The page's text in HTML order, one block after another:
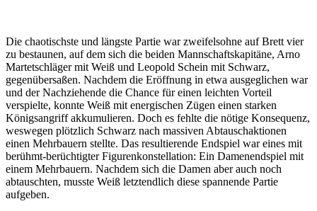
Die chaotischste und längste Partie war zweifelsohne auf Brett vier
zu bestaunen, auf dem sich die beiden Mannschaftskapitäne, Arno
Martetschläger mit Weiß und Leopold Schein mit Schwarz,
gegenübersaßen. Nachdem die Eröffnung in etwa ausgeglichen war
und der Nachziehende die Chance für einen leichten Vorteil
verspielte, konnte Weiß mit energischen Zügen einen starken
Königsangriff akkumulieren. Doch es fehlte die nötige Konsequenz,
weswegen plötzlich Schwarz nach massiven Abtauschaktionen
einen Mehrbauern stellte. Das resultierende Endspiel war eines mit
berühmt-berüchtigter Figurenkonstellation: Ein Damenendspiel mit
einem Mehrbauern. Nachdem sich die Damen aber auch noch
abtauschten, musste Weiß letztendlich diese spannende Partie
aufgeben.